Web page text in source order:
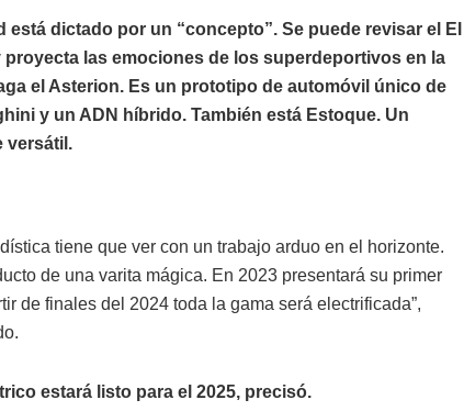
dictado por un “concepto”. Se puede revisar el El
las emociones de los superdeportivos en la
el Asterion. Es un prototipo de automóvil único de
y un ADN híbrido. También está Estoque. Un
versátil.
tiene que ver con un trabajo arduo en el horizonte.
de una varita mágica. En 2023 presentará su primer
de finales del 2024 toda la gama será electrificada”,
estará listo para el 2025, precisó.